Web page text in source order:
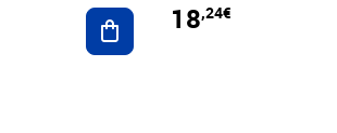
Ajouter au panier
18,24€